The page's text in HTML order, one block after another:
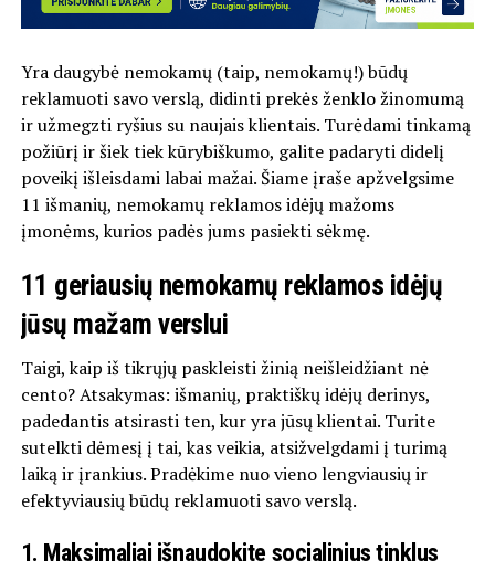
Yra daugybė nemokamų (taip, nemokamų!) būdų
reklamuoti savo verslą, didinti prekės ženklo žinomumą
ir užmegzti ryšius su naujais klientais. Turėdami tinkamą
požiūrį ir šiek tiek kūrybiškumo, galite padaryti didelį
poveikį išleisdami labai mažai. Šiame įraše apžvelgsime
11 išmanių, nemokamų reklamos idėjų mažoms
įmonėms, kurios padės jums pasiekti sėkmę.
11 geriausių nemokamų reklamos idėjų
jūsų mažam verslui
Taigi, kaip iš tikrųjų paskleisti žinią neišleidžiant nė
cento? Atsakymas: išmanių, praktiškų idėjų derinys,
padedantis atsirasti ten, kur yra jūsų klientai. Turite
sutelkti dėmesį į tai, kas veikia, atsižvelgdami į turimą
laiką ir įrankius. Pradėkime nuo vieno lengviausių ir
efektyviausių būdų reklamuoti savo verslą.
1. Maksimaliai išnaudokite socialinius tinklus